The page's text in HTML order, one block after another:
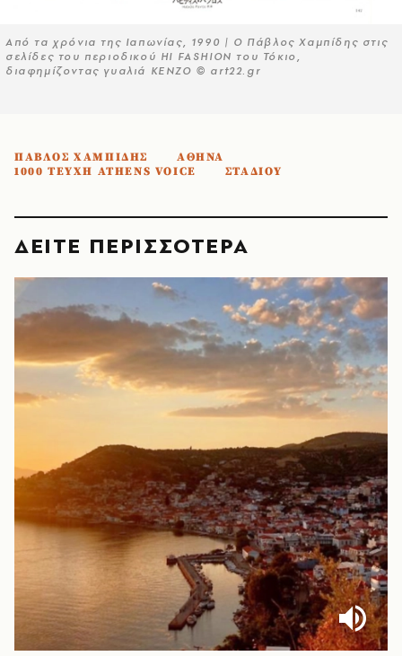
Από τα χρόνια της Ιαπωνίας, 1990 | Ο Πάβλος Χαμπίδης στις
σελίδες του περιοδικού HI FASHION του Τόκιο,
διαφημίζοντας γυαλιά KENZO © art22.gr
ΠΑΒΛΟΣ ΧΑΜΠΙΔΗΣ
ΑΘΗΝΑ
1000 ΤΕΥΧΗ ATHENS VOICE
ΣΤΑΔΙΟΥ
ΔΕΙΤΕ ΠΕΡΙΣΣΟΤΕΡΑ